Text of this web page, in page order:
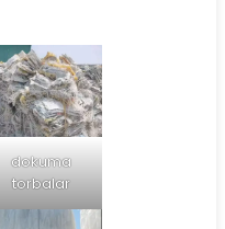
dokuma
torbalar